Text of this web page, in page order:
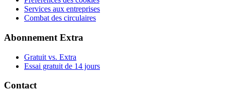
Services aux entreprises
Combat des circulaires
Abonnement Extra
Gratuit vs. Extra
Essai gratuit de 14 jours
Contact